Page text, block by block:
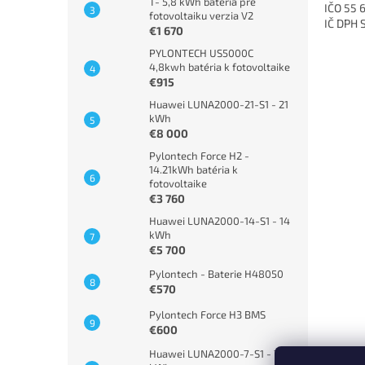
fotovoltaiku verzia V2
€1 670
PYLONTECH US5000C
4,8kwh batéria k fotovoltaike
€915
Huawei LUNA2000-21-S1 - 21
kWh
€8 000
Pylontech Force H2 -
14.21kWh batéria k
fotovoltaike
€3 760
Huawei LUNA2000-14-S1 - 14
kWh
€5 700
Pylontech - Baterie H48050
€570
Pylontech Force H3 BMS
€600
Huawei LUNA2000-7-S1 - 7
IČO 55
IČ DPH